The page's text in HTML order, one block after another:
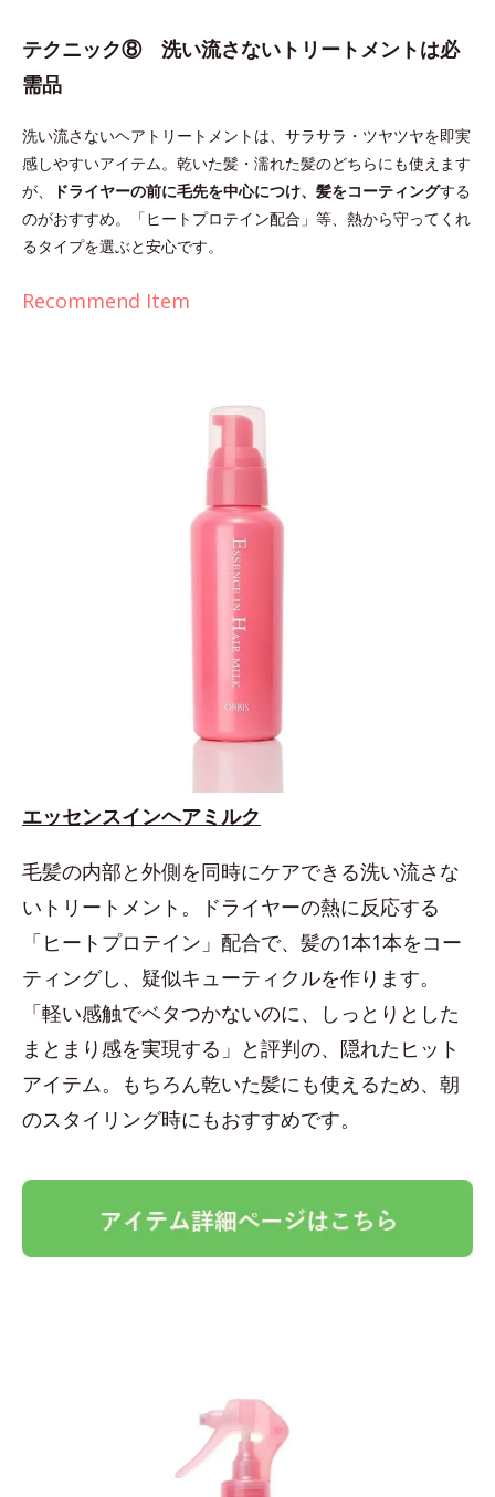
テクニック⑧ 洗い流さないトリートメントは必
需品
洗い流さないヘアトリートメントは、サラサラ・ツヤツヤを即実
感しやすいアイテム。乾いた髪・濡れた髪のどちらにも使えます
が、
ドライヤーの前に毛先を中心につけ、髪をコーティングする
のがおすすめ。「ヒートプロテイン配合」等、熱から守ってくれ
るタイプを選ぶと安心です。
Recommend Item
エッセンスインヘアミルク
毛髪の内部と外側を同時にケアできる洗い流さな
いトリートメント。ドライヤーの熱に反応する
「ヒートプロテイン」配合で、髪の1本1本をコー
ティングし、疑似キューティクルを作ります。
「軽い感触でベタつかないのに、しっとりとした
まとまり感を実現する」と評判の、隠れたヒット
アイテム。もちろん乾いた髪にも使えるため、朝
のスタイリング時にもおすすめです。